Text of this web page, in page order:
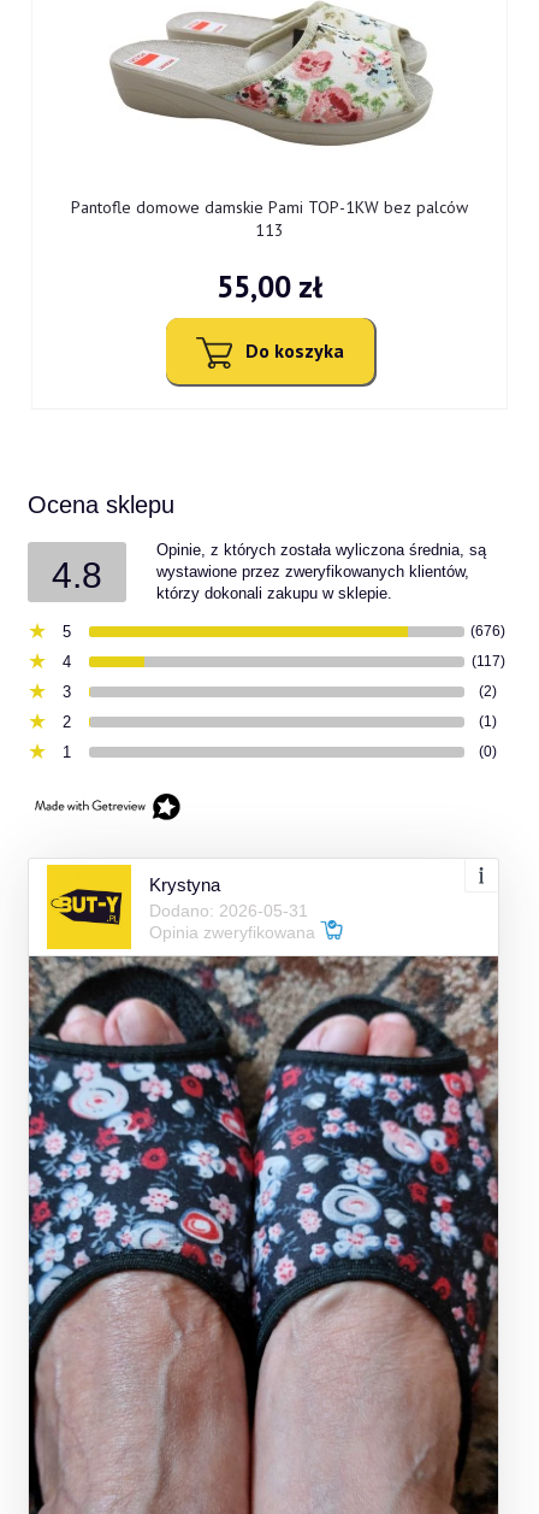
Pantofle domowe damskie Pami TOP-1KW bez palców
113
55,00 zł
Do koszyka
Ocena sklepu
4.8
Opinie, z których została wyliczona średnia, są
wystawione przez zweryfikowanych klientów,
którzy dokonali zakupu w sklepie.
5 (676)
4 (117)
3 (2)
2 (1)
1 (0)
Krystyna
Dodano: 2026-05-31
Opinia zweryfikowana